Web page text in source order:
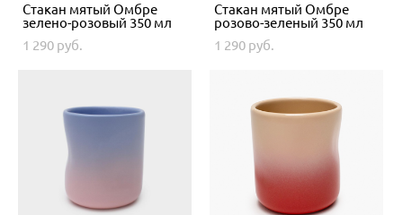
Стакан мятый Омбре
зелено-розовый 350 мл
1 290 pуб.
Стакан мятый Омбре
розово-зеленый 350 мл
1 290 pуб.